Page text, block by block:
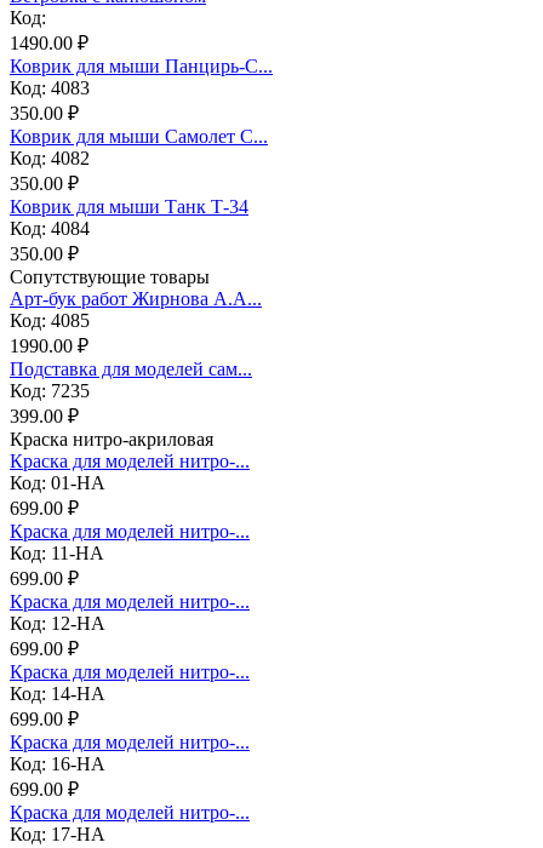
Код:
1490.00 ₽
Коврик для мыши Панцирь-С...
Код: 4083
350.00 ₽
Коврик для мыши Самолет С...
Код: 4082
350.00 ₽
Коврик для мыши Танк Т-34
Код: 4084
350.00 ₽
Сопутствующие товары
Арт-бук работ Жирнова А.А...
Код: 4085
1990.00 ₽
Подставка для моделей сам...
Код: 7235
399.00 ₽
Краска нитро-акриловая
Краска для моделей нитро-...
Код: 01-НА
699.00 ₽
Краска для моделей нитро-...
Код: 11-НА
699.00 ₽
Краска для моделей нитро-...
Код: 12-НА
699.00 ₽
Краска для моделей нитро-...
Код: 14-НА
699.00 ₽
Краска для моделей нитро-...
Код: 16-НА
699.00 ₽
Краска для моделей нитро-...
Код: 17-НА